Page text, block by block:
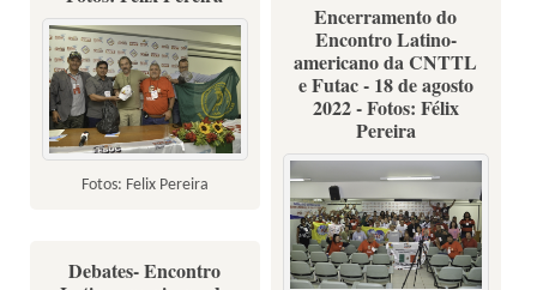
Fotos: Felix Pereira
Encerramento do
Encontro Latino-
americano da CNTTL
e Futac - 18 de agosto
2022 - Fotos: Félix
Pereira
Debates- Encontro